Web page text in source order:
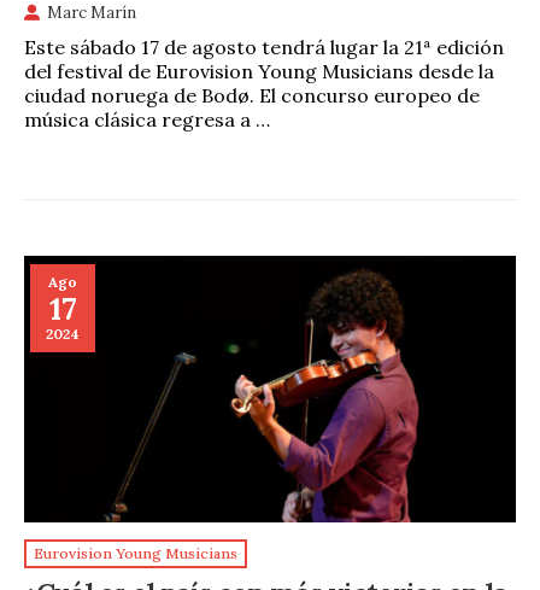
Marc Marín
Este sábado 17 de agosto tendrá lugar la 21ª edición
del festival de Eurovision Young Musicians desde la
ciudad noruega de Bodø. El concurso europeo de
música clásica regresa a …
Ago
17
2024
Eurovision Young Musicians